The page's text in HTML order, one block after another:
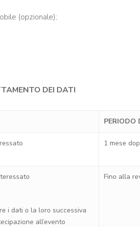
(opzionale);
DEI DATI
PERIODO
1 mese
i dati o la loro successiva
all’evento
Fino alla